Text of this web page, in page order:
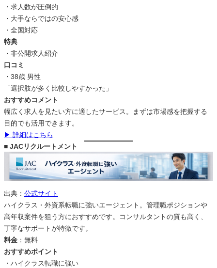
・求人数が圧倒的
・大手ならではの安心感
・全国対応
特典
・非公開求人紹介
口コミ
・38歳 男性
「選択肢が多く比較しやすかった」
おすすめコメント
幅広く求人を見たい方に適したサービス。まずは市場感を把握する
目的でも活用できます。
▶ 詳細はこちら
■ JACリクルートメント
出典： 公式サイト
ハイクラス・外資系転職に強いエージェント。管理職ポジションや
高年収案件を狙う方におすすめです。コンサルタントの質も高く、
丁寧なサポートが特徴です。
料金 ：無料
おすすめポイント
・ハイクラス転職に強い